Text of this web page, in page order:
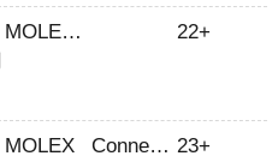
MOLEX ELECTRONICS 22+
MOLEX Connector 23+